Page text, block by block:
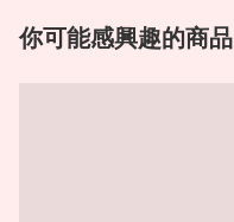
你可能感興趣的商品